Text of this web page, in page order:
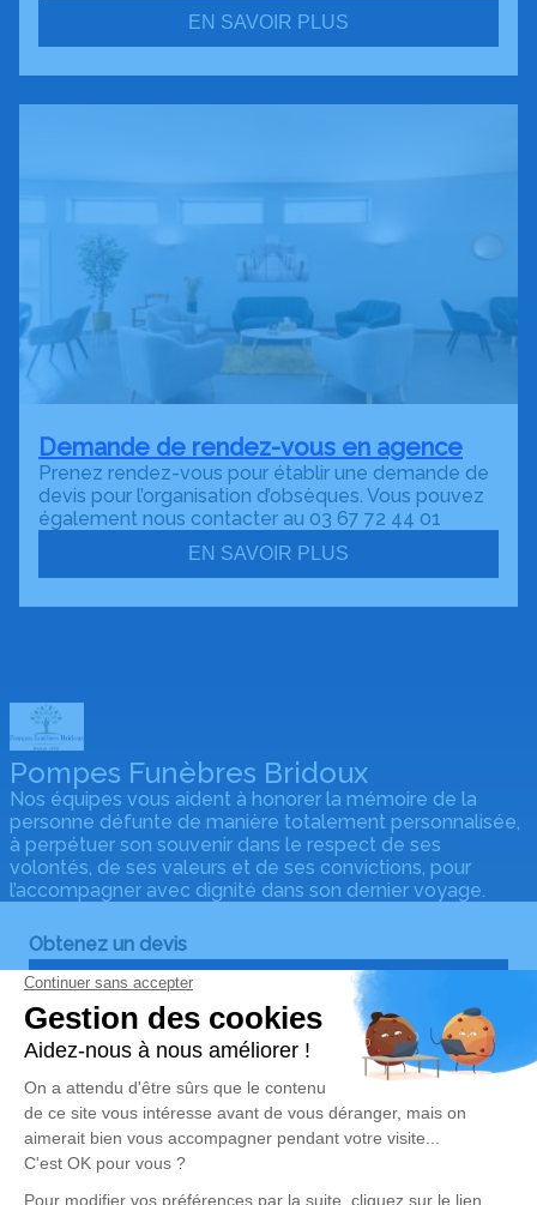
EN SAVOIR PLUS
Demande de rendez-vous en agence
Prenez rendez-vous pour établir une demande de
devis pour l’organisation d’obsèques. Vous pouvez
également nous contacter au 03 67 72 44 01
EN SAVOIR PLUS
Pompes Funèbres Bridoux
Nos équipes vous aident à honorer la mémoire de la
personne défunte de manière totalement personnalisée,
à perpétuer son souvenir dans le respect de ses
volontés, de ses valeurs et de ses convictions, pour
l’accompagner avec dignité dans son dernier voyage.
Obtenez un devis
DEVIS OBSÈQUES
DEVIS PRÉVOYANCE
DEVIS MARBRERIE
Notre agence
Pompes Funèbres Bridoux